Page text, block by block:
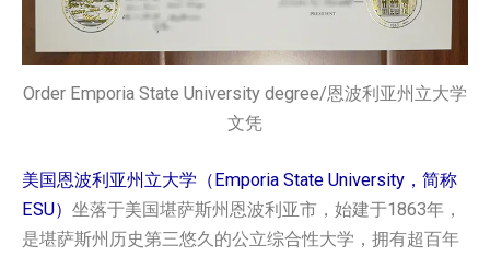
Order Emporia State University degree/恩波利亚州立大学
文凭
美国恩波利亚州立大学（Emporia State University，简称
ESU） 坐落于美国堪萨斯州恩波利亚市，始建于1863年，
是堪萨斯州历史第三悠久的公立综合性大学，拥有超百年